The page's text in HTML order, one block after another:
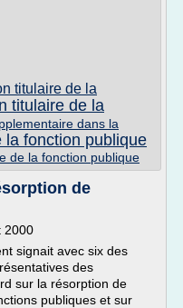
titulaire de la
titulaire de la
dans la
la fonction publique
de la fonction publique
de
2000
signait avec six des
des
sur la résorption de
publiques et sur